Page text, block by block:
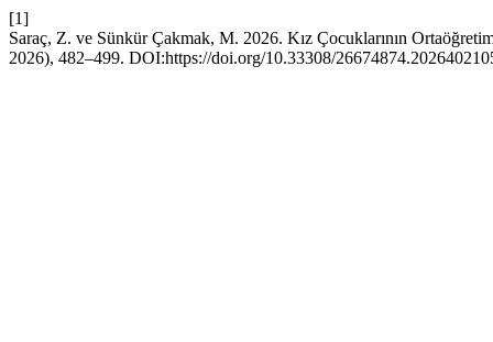
[1]
Saraç, Z. ve Sünkür Çakmak, M. 2026. Kız Çocuklarının
2026), 482–499. DOI:https://doi.org/10.33308/